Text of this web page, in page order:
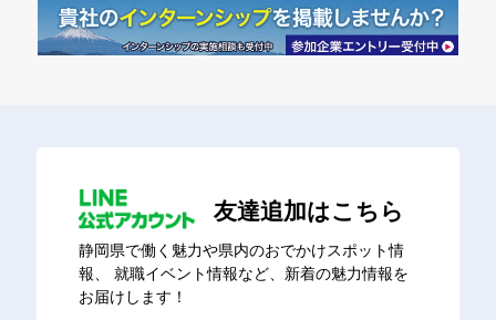
友達追加はこちら
静岡県で働く魅力や県内のおでかけスポット情
報、
就職イベント情報など、新着の魅力情報を
お届けします！